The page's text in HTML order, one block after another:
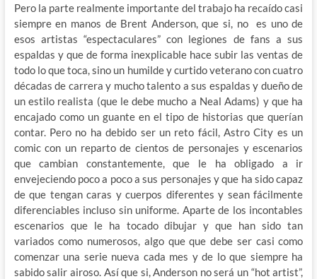
Pero la parte realmente importante del trabajo ha recaído casi
siempre en manos de Brent Anderson, que si, no es uno de
esos artistas “espectaculares” con legiones de fans a sus
espaldas y que de forma inexplicable hace subir las ventas de
todo lo que toca, sino un humilde y curtido veterano con cuatro
décadas de carrera y mucho talento a sus espaldas y dueño de
un estilo realista (que le debe mucho a Neal Adams) y que ha
encajado como un guante en el tipo de historias que querían
contar. Pero no ha debido ser un reto fácil, Astro City es un
comic con un reparto de cientos de personajes y escenarios
que cambian constantemente, que le ha obligado a ir
envejeciendo poco a poco a sus personajes y que ha sido capaz
de que tengan caras y cuerpos diferentes y sean fácilmente
diferenciables incluso sin uniforme. Aparte de los incontables
escenarios que le ha tocado dibujar y que han sido tan
variados como numerosos, algo que que debe ser casi como
comenzar una serie nueva cada mes y de lo que siempre ha
sabido salir airoso. Así que si, Anderson no será un “hot artist”,